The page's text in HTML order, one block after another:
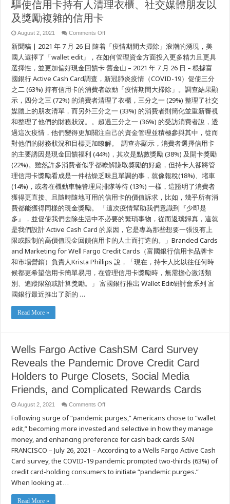
驅使信用卡持有人清理衣櫃、社交媒體朋友以
及獎勵複雜的信用卡
August 2, 2021 Comments Offon
國
銀
行
Active
Cash
SM
Card
調
查
顯
示
疫
情
驅
使
信
用
卡
持
有
人
清
理
衣
社
交
媒
朋
友
以
及
卡
新聞稿 | 2021 年 7 月 26 日 隨着「疫情期間大掃除」浪潮的湧現，美
國人選擇了「wallet edit」，在如何管理資金方面投入更多精力且更具
選擇性，並更加偏好現金回饋卡 舊金山 – 2021 年 7 月 26 日 – 根據富
國銀行 Active Cash Card調查，新冠肺炎疫情（COVID-19）促使三分
之二 (63%) 持有信用卡的消費者啟動「疫情期間大掃除」。調查結果顯
示，四分之三 (72%) 的消費者清理了衣櫃，三分之一 (29%) 整理了社交
媒體上的朋友清單，而另外三分之一 (33%) 的消費者則簡化並重新審視
和整理了他們的財務狀況。。超過三分之一 (36%) 的受訪消費者說，透
過這次疫情，他們變得更加關注自己的資金管理並積極參與其中，從而
對他們的財務狀況和目標更加瞭解。 調查亦顯示，消費者選擇信用卡
的主要誘因是現金回饋福利 (44%)，其次是點數獎勵 (38%) 及開卡獎勵
(22%)。雖然許多消費者似乎都瞭解賺取獎勵的好處，但持卡人卻將管
理信用卡獎勵看成是一件枯燥乏味且單調的事，就像報稅(18%)、堵車
(14%)，或者在機動車輛管理局排隊等待 (13%) 一樣，這證明了消費者
獲得更直接、且隨時隨地可用的信用卡的價值訴求，比如，幾乎所有消
費都能獲得同樣的現金獎勵。 「這次疫情幫助我們意識到『少即是
多』，並促使我們去除生活中不必要的繁瑣事物，從而返璞歸真，這就
是我們設計 Active Cash Card 的原因，它是專為那些想要一張沒有上
限或限制的高價值現金回饋信用卡的人士而打造的。」Branded Cards
and Marketing for Well Fargo Credit Cards（富國銀行信用卡品牌卡
和市場營銷）負責人Krista Phillips 說，「現在，持卡人比以往任何時
候都更希望信用卡簡單易用，在管理信用卡獎勵時，無需擔心激活類
別、追蹤限額或計算獎勵。」 富國銀行推出 Wallet Edit研討會系列 富
國銀行最近推出了新的 …
Read More »
Wells Fargo Active CashSM Card Survey
Reveals the Pandemic Drove Credit Card
Holders to Purge Closets, Social Media
Friends, and Complicated Rewards Cards
August 2, 2021 Comments Offon
Fargo
Active
CashSM
Survey
Reveals
the
Pandemic
Drove
Credit
Following surge of “pandemic purges,” Americans chose to “wallet
edit,” becoming more invested and selective in how they manage
money, and enhancing preference for cash back cards SAN
FRANCISCO – July 26, 2021 – According to a Wells Fargo Active Cash
Card survey, the COVID-19 pandemic prompted two-thirds (63%) of
credit card-holding consumers to initiate “pandemic purges.”
When looking at …
Read More »